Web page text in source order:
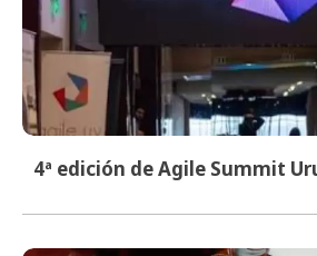
4ª edición de Agile Summit